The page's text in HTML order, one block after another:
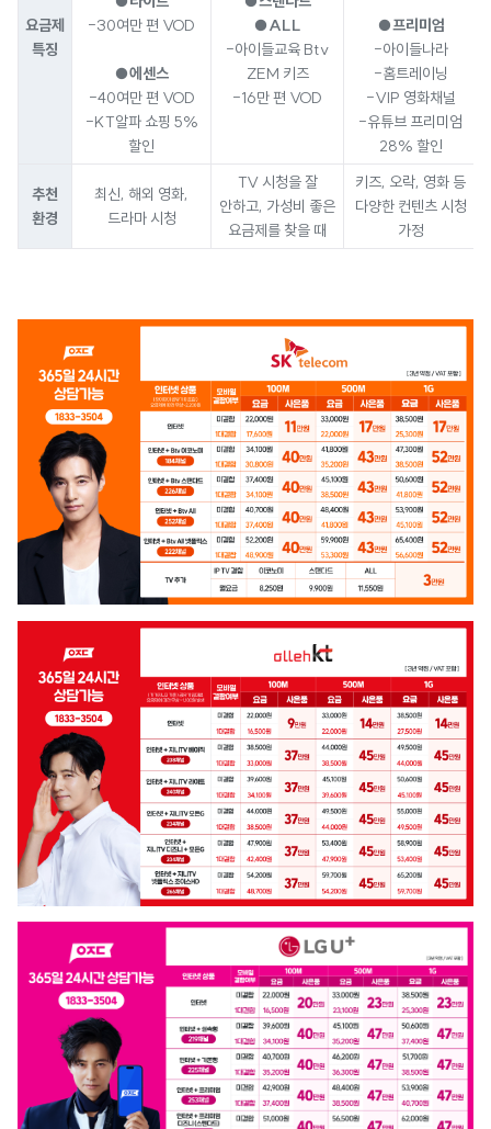
요금제
특징
-30여만 편 VOD
●에센스
-40여만 편 VOD
-KT알파 쇼핑 5%
할인
●ALL
-아이들교육 Btv
ZEM 키즈
-16만 편 VOD
●프리미엄
-아이들나라
-홈트레이닝
-VIP 영화채널
-유튜브 프리미엄
28% 할인
추천
환경
최신, 해외 영화,
드라마 시청
TV 시청을 잘
안하고, 가성비 좋은
요금제를 찾을 때
키즈, 오락, 영화 등
다양한 컨텐츠 시청
가정